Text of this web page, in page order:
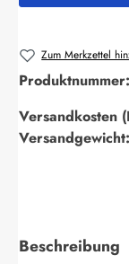
Zum Merkzettel
Produktnummer:
Versandkosten
Versandgewicht:
Beschreibung